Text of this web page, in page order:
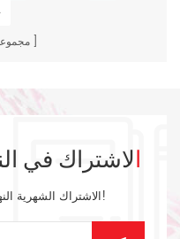
الاشتراك في
الاشتراك الشهرية النهوض والخروج منتج آخر الأخبار!